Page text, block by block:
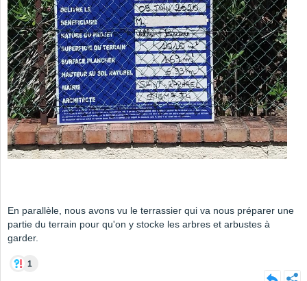
En parallèle, nous avons vu le terrassier qui va nous préparer une
partie du terrain pour qu'on y stocke les arbres et arbustes à
garder.
1